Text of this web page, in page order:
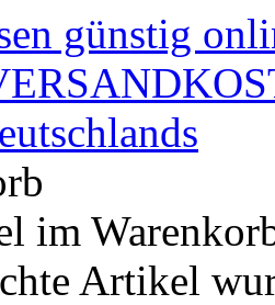
im
Artikel